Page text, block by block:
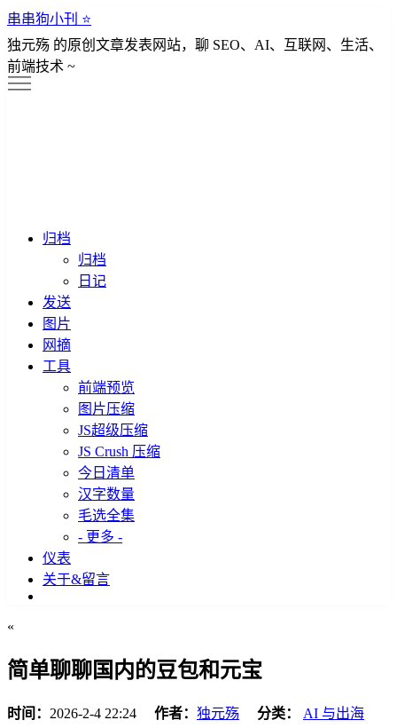
串串狗小刊 ⭐️
独元殇 的原创文章发表网站，聊 SEO、AI、互联网、生活、
前端技术 ~
归档
归档
日记
发送
图片
网摘
工具
前端预览
图片压缩
JS超级压缩
JS Crush 压缩
今日清单
汉字数量
毛选全集
- 更多 -
仪表
关于&留言
«
简单聊聊国内的豆包和元宝
时间： 2026-2-4 22:24 作者： 独元殇 分类： AI 与出海